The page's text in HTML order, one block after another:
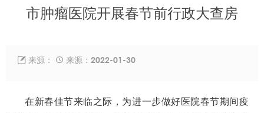
市肿瘤医院开展春节前行政大查房
 来源：  来源：2022-01-30
在新春佳节来临之际，为进一步做好医院春节期间疫